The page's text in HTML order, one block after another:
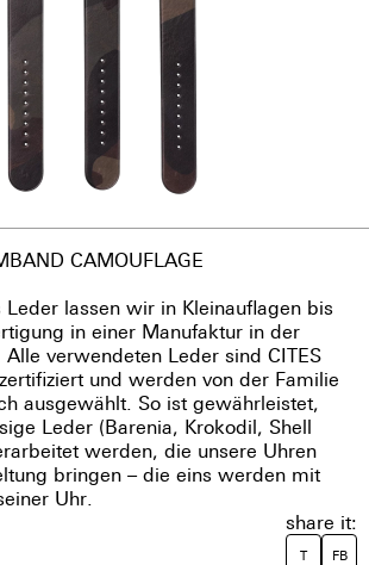
CAMOUFLAGE
Leder lassen wir in Kleinauflagen bis
in einer Manufaktur in der
verwendeten Leder sind CITES
und werden von der Familie
ausgewählt. So ist gewährleistet,
Leder (Barenia, Krokodil, Shell
werden, die unsere Uhren
bringen – die eins werden mit
Uhr.
share it:
T FB